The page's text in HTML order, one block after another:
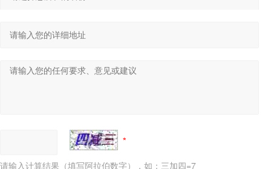
请输入计算结果（填写阿拉伯数字），如：三加四=7